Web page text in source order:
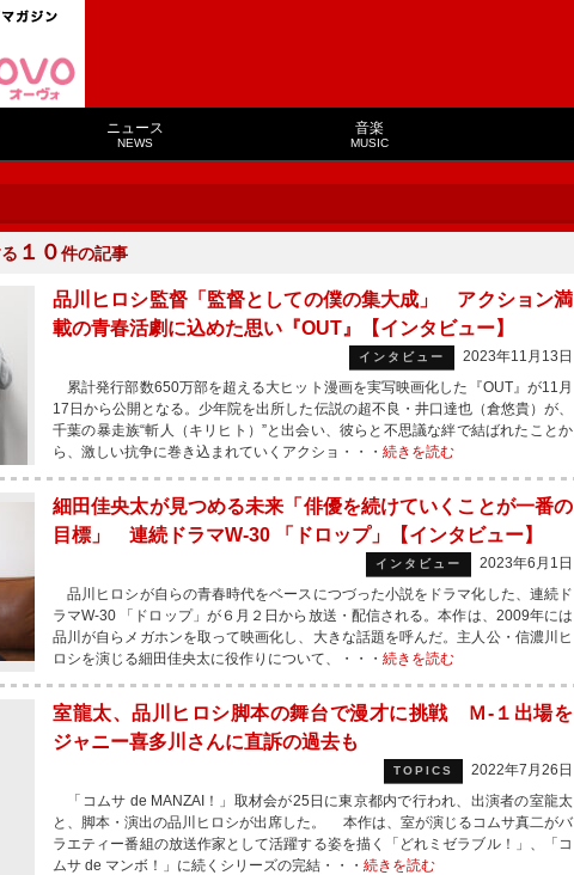
ニュース
NEWS
音楽
MUSIC
１０件の記事
品川ヒロシ監督「監督としての僕の集大成」 アクション満
載の青春活劇に込めた思い『OUT』【インタビュー】
インタビュー
2023年11月13日
累計発行部数650万部を超える大ヒット漫画を実写映画化した『OUT』が11月
17日から公開となる。少年院を出所した伝説の超不良・井口達也（倉悠貴）が、
千葉の暴走族“斬人（キリヒト）”と出会い、彼らと不思議な絆で結ばれたことか
ら、激しい抗争に巻き込まれていくアクショ・・・ 続きを読む
細田佳央太が見つめる未来「俳優を続けていくことが一番の
目標」 連続ドラマW-30 「ドロップ」【インタビュー】
インタビュー
2023年6月1日
品川ヒロシが自らの青春時代をベースにつづった小説をドラマ化した、連続ド
ラマW-30 「ドロップ」が６月２日から放送・配信される。本作は、2009年には
品川が自らメガホンを取って映画化し、大きな話題を呼んだ。主人公・信濃川ヒ
ロシを演じる細田佳央太に役作りについて、・・・ 続きを読む
室龍太、品川ヒロシ脚本の舞台で漫才に挑戦 Ｍ‐１出場を
ジャニー喜多川さんに直訴の過去も
TOPICS
2022年7月26日
「コムサ de MANZAI！」取材会が25日に東京都内で行われ、出演者の室龍太
と、脚本・演出の品川ヒロシが出席した。 本作は、室が演じるコムサ真二がバ
ラエティー番組の放送作家として活躍する姿を描く「どれミゼラブル！」、「コ
ムサ de マンボ！」に続くシリーズの完結・・・ 続きを読む